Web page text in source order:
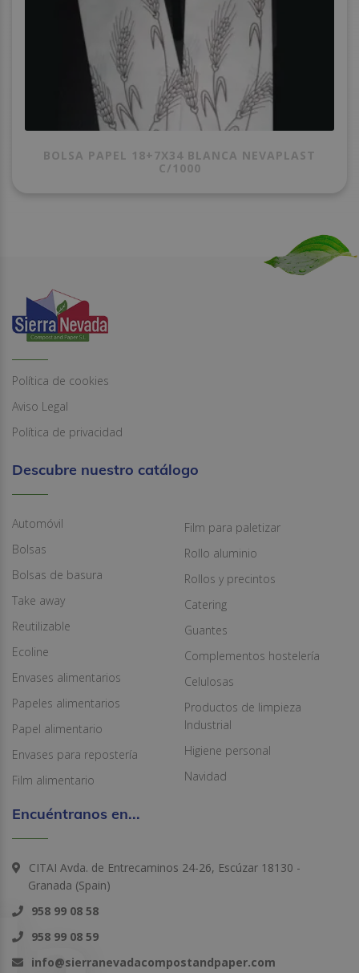
BOLSA PAPEL 18+7X34 BLANCA NEVAPLAST
C/1000
Política de cookies
Aviso Legal
Política de privacidad
Descubre nuestro catálogo
Automóvil
Bolsas
Bolsas de basura
Take away
Reutilizable
Ecoline
Envases alimentarios
Papeles alimentarios
Papel alimentario
Envases para repostería
Film alimentario
Film para paletizar
Rollo aluminio
Rollos y precintos
Catering
Guantes
Complementos hostelería
Celulosas
Productos de limpieza
Industrial
Higiene personal
Navidad
Encuéntranos en...
CITAI Avda. de Entrecaminos 24-26, Escúzar 18130 -
Granada (Spain)
958 99 08 58
958 99 08 59
info@sierranevadacompostandpaper.com